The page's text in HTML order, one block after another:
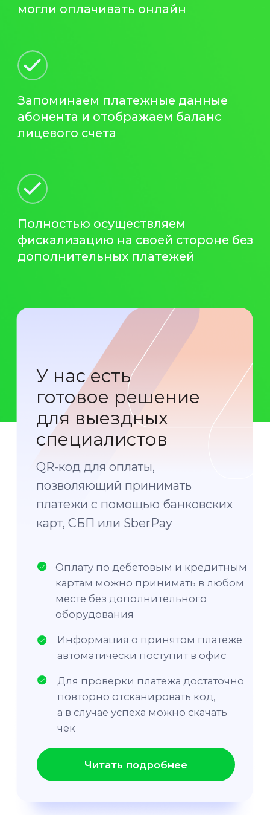
Как
подключиться
к Ckassa
1
2
3
на сайте
Подписать пакет
документов
Настроить
Перезвоним в рабочее время
в будние дни для уточнения деталей
Подписываем в ЭДО или начинаем